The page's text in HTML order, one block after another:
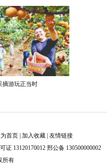
摘游玩正当时
首页 加入收藏 友情链接
证 13120170012 邢公备 130500000002
所有